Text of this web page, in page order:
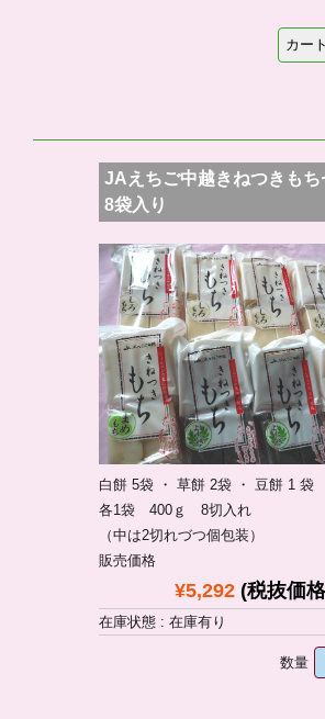
JAえちご中越きねつきもち
8袋入り
白餅 5袋 ・ 草餅 2袋 ・ 豆餅 1 袋
各1袋 400ｇ 8切入れ
（中は2切れづつ個包装）
販売価格
¥5,292 (税抜価
在庫状態 : 在庫有り
数量